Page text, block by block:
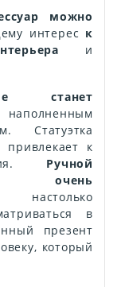
можно
интерес к
и
станет
Статуэтка
к
Ручной
очень
в
презент
который